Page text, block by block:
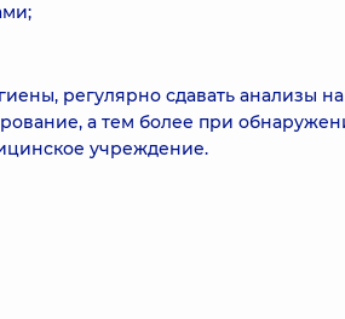
регулярно сдавать анализы
а тем более при
учреждение.